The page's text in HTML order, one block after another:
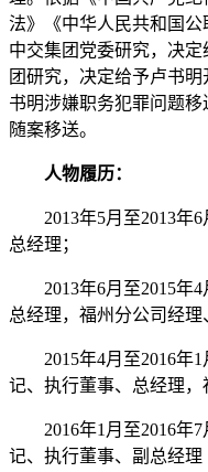
法》《中华人民共和国
中交集团党委研究，决
团研究，决定给予卢书
书明涉嫌职务犯罪问题
随案移送。
人物履历：
2013年5月至2013年
总经理；
2013年6月至2015年
总经理，福州分公司经理
2015年4月至2016年
记、执行董事、总经理，
2016年1月至2016年
记、执行董事、副总经